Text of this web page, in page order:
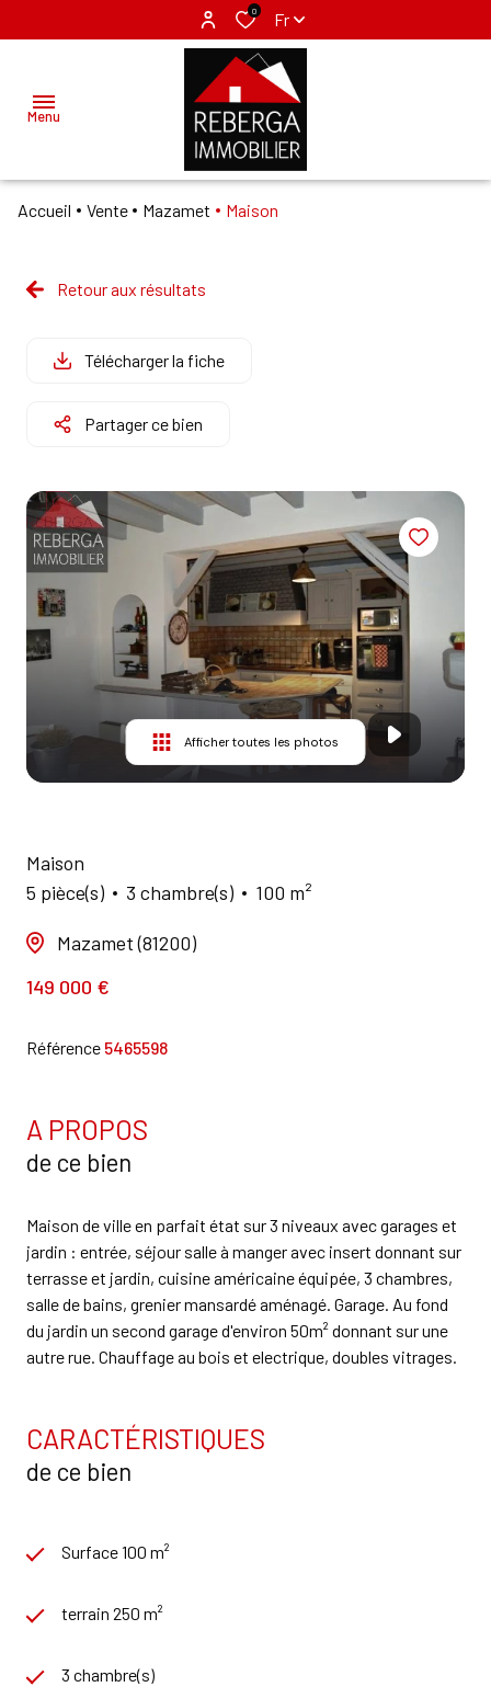
0 Fr
Menu
ACHETER
GÉRER
AGENCES
MAZAMET
CONTACT
Accueil Vente Mazamet Maison
Retour aux résultats
Télécharger la fiche
Partager ce bien
Afficher toutes les photos
Maison
5 pièce(s)
3 chambre(s) 100 m²
Mazamet (81200)
149 000 €
Référence 5465598
A PROPOS
de ce bien
Maison de ville en parfait état sur 3 niveaux avec garages et
jardin : entrée, séjour salle à manger avec insert donnant sur
terrasse et jardin, cuisine américaine équipée, 3 chambres,
salle de bains, grenier mansardé aménagé. Garage. Au fond
du jardin un second garage d'environ 50m² donnant sur une
autre rue. Chauffage au bois et electrique, doubles vitrages.
CARACTÉRISTIQUES
de ce bien
Surface 100 m²
terrain 250 m²
3 chambre(s)